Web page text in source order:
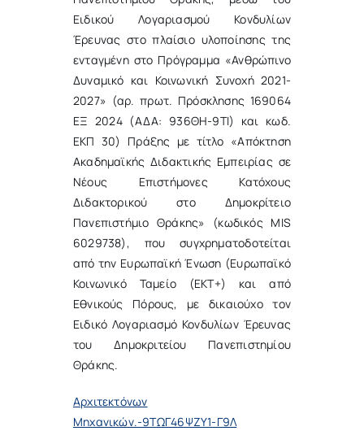
Ειδικού Λογαριασμού Κονδυλίων
Έρευνας στο πλαίσιο υλοποίησης της
ενταγμένη στο Πρόγραμμα «Ανθρώπινο
Δυναμικό και Κοινωνική Συνοχή 2021-
2027» (αρ. πρωτ. Πρόσκλησης 169064
ΕΞ 2024 (ΑΔΑ: 936ΘΗ-9ΤΙ) και κωδ.
ΕΚΠ 30) Πράξης με τίτλο «Απόκτηση
Ακαδημαϊκής Διδακτικής Εμπειρίας σε
Νέους Επιστήμονες Κατόχους
Διδακτορικού στο Δημοκρίτειο
Πανεπιστήμιο Θράκης» (κωδικός MIS
6029738), που συγχρηματοδοτείται
από την Ευρωπαϊκή Ένωση (Ευρωπαϊκό
Κοινωνικό Ταμείο (ΕΚΤ+) και από
Εθνικούς Πόρους, με δικαιούχο τον
Ειδικό Λογαριασμό Κονδυλίων Έρευνας
του Δημοκριτείου Πανεπιστημίου
Θράκης.
Αρχιτεκτόνων
Μηχανικών.-9ΤΩΓ46ΨΖΥ1-Γ9Λ